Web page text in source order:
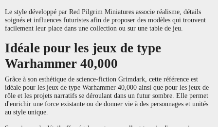
Le style développé par Red Pilgrim Miniatures associe réalisme, détails
soignés et influences futuristes afin de proposer des modèles qui trouvent
facilement leur place dans une collection ou sur une table de jeu.
Idéale pour les jeux de type
Warhammer 40,000
Grâce à son esthétique de science-fiction Grimdark, cette référence est
idéale pour les jeux de type Warhammer 40,000 ainsi que pour les jeux de
rôle et les projets narratifs se déroulant dans un futur sombre. Elle permet
d'enrichir une force existante ou de donner vie à des personnages et unités
au style unique.